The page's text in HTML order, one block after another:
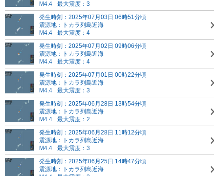
M4.4
最大震度：3
発生時刻：2025年07月03日 06時51分頃
震源地：トカラ列島近海
M4.4
最大震度：4
発生時刻：2025年07月02日 09時06分頃
震源地：トカラ列島近海
M4.4
最大震度：4
発生時刻：2025年07月01日 00時22分頃
震源地：トカラ列島近海
M4.4
最大震度：3
発生時刻：2025年06月28日 13時54分頃
震源地：トカラ列島近海
M4.4
最大震度：2
発生時刻：2025年06月28日 11時12分頃
震源地：トカラ列島近海
M4.4
最大震度：3
発生時刻：2025年06月25日 14時47分頃
震源地：トカラ列島近海